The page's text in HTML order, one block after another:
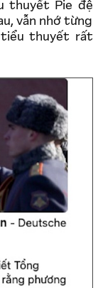
thuyết Pie đệ
vẫn nhớ từng
tiểu thuyết rất